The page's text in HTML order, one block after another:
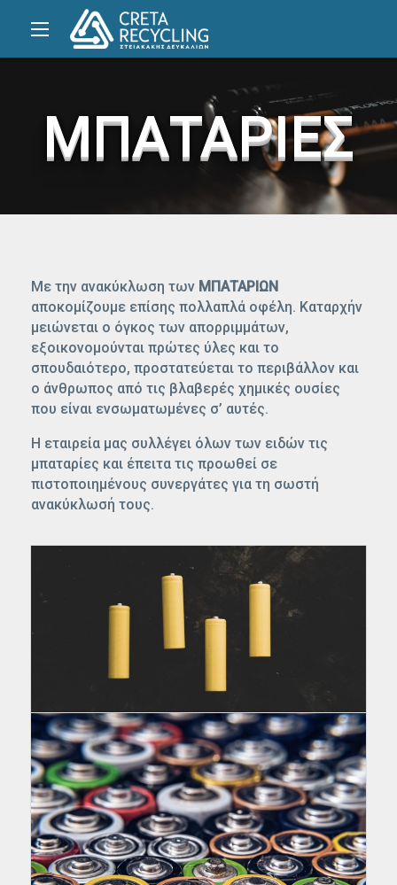
ΜΠΑΤΑΡΙΕΣ
Με την ανακύκλωση των ΜΠΑΤΑΡΙΩΝ
αποκομίζουμε επίσης πολλαπλά οφέλη. Καταρχήν
μειώνεται ο όγκος των απορριμμάτων,
εξοικονομούνται πρώτες ύλες και το
σπουδαιότερο, προστατεύεται το περιβάλλον και
ο άνθρωπος από τις βλαβερές χημικές ουσίες
που είναι ενσωματωμένες σ’ αυτές.
Η εταιρεία μας συλλέγει όλων των ειδών τις
μπαταρίες και έπειτα τις προωθεί σε
πιστοποιημένους συνεργάτες για τη σωστή
ανακύκλωσή τους.